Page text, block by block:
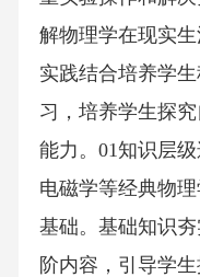
解物理学在现实
实践结合培养学
习，培养学生探
能力。01知识层
电磁学等经典物
基础。基础知识
阶内容，引导学